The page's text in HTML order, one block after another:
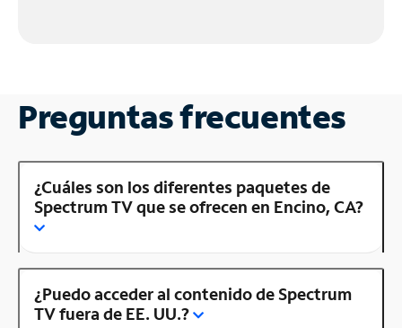
Preguntas frecuentes
¿Cuáles son los diferentes paquetes de
Spectrum TV que se ofrecen en Encino, CA?
¿Puedo acceder al contenido de Spectrum
TV fuera de EE. UU.?